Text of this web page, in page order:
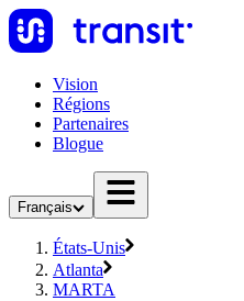
Vision
Régions
Partenaires
Blogue
Français
États-Unis
Atlanta
MARTA